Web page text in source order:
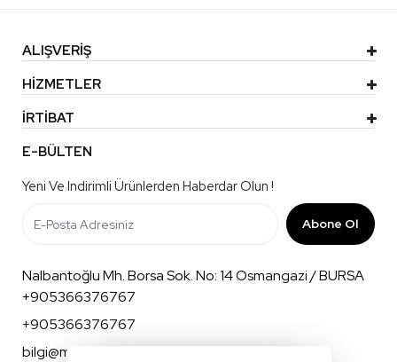
ALIŞVERİŞ
HİZMETLER
İRTİBAT
E-BÜLTEN
Yeni Ve Indirimli Ürünlerden Haberdar Olun !
Abone Ol
Nalbantoğlu Mh. Borsa Sok. No: 14 Osmangazi / BURSA
+905366376767
+905366376767
bilgi@mnkbaby.com